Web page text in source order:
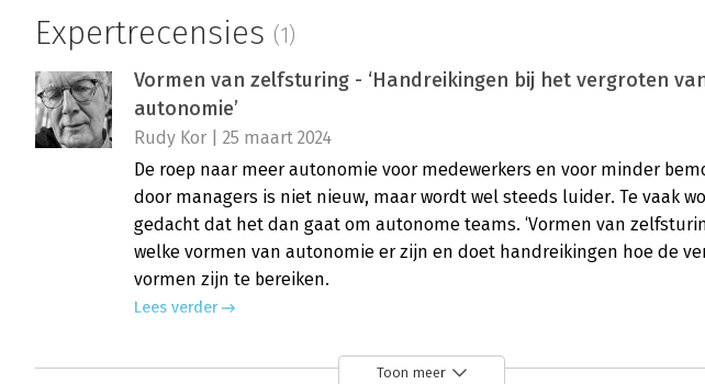
Expertrecensies (1)
Vormen van zelfsturing - ‘Handreikingen bij het vergroten
autonomie’
Rudy Kor | 25 maart 2024
De roep naar meer autonomie voor medewerkers en voor minder
door managers is niet nieuw, maar wordt wel steeds luider. Te vaak
gedacht dat het dan gaat om autonome teams. ‘Vormen van
welke vormen van autonomie er zijn en doet handreikingen hoe de
vormen zijn te bereiken.
Lees verder
Toon meer